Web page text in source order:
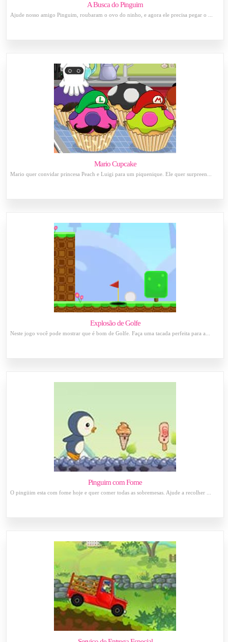
A Busca do Pinguim
Ajude nosso amigo Pinguim, roubaram o ovo do ninho, e agora ele precisa pegar o ...
Mario Cupcake
Mario quer convidar princesa Peach e Luigi para um piquenique. Ele quer surpreen...
Explosão de Golfe
Neste jogo você pode mostrar que é bom de Golfe. Faça uma tacada perfeita para a...
Pinguim com Fome
O pingüim esta com fome hoje e quer comer todas as sobremesas. Ajude a recolher ...